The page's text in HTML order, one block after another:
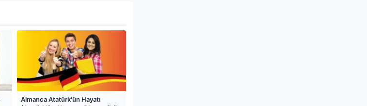
Almanca Atatürk'ün Hayatı